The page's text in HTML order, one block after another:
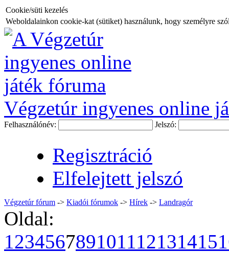
Cookie/süti kezelés
Weboldalainkon cookie-kat (sütiket) használunk, hogy személyre
Végzetúr ingyenes online
Felhasználónév: Jelszó:
Regisztráció
Elfelejtett jelszó
Végzetúr fórum -> Kiadói fórumok -> Hí­rek -> Landragór
Oldal:
123456789101112131415